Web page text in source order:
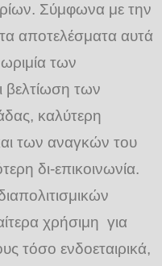
Σύμφωνα με την
αποτελέσματα αυτά
των
βελτίωση των
καλύτερη
των αναγκών του
δι-επικοινωνία.
χρήσιμη για
τόσο ενδοεταιρικά,